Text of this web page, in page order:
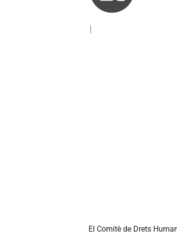
|
El Comitè de Drets